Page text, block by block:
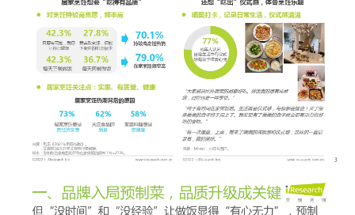
入驻有赞 认证代理商
认证服务商 设计服务商
数据通服务